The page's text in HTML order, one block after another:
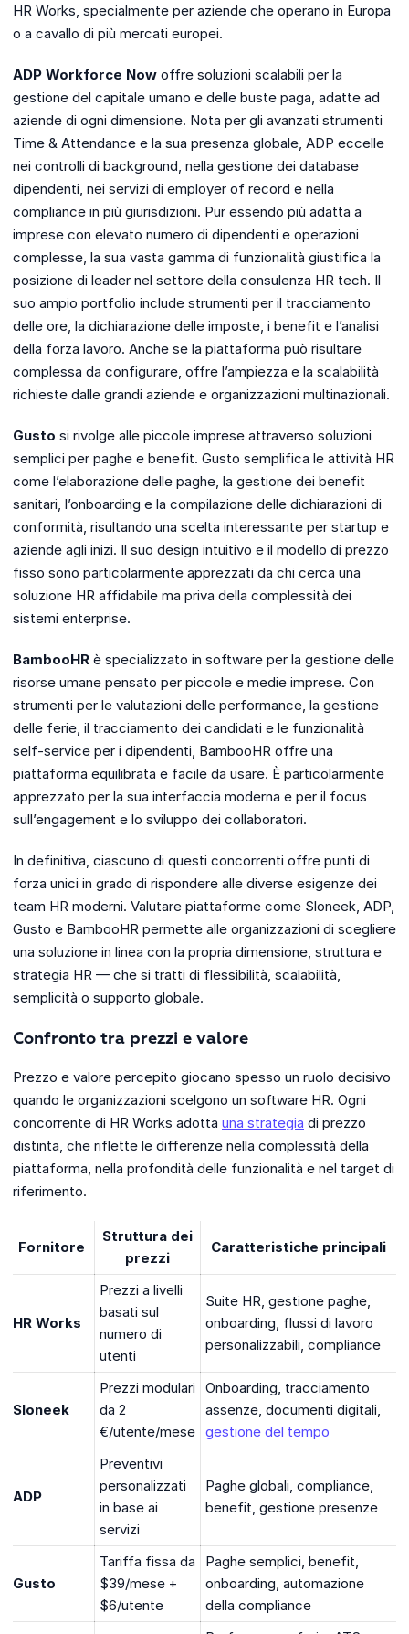
HR Works, specialmente per aziende che operano in Europa
o a cavallo di più mercati europei.
ADP Workforce Now offre soluzioni scalabili per la
gestione del capitale umano e delle buste paga, adatte ad
aziende di ogni dimensione. Nota per gli avanzati strumenti
Time & Attendance e la sua presenza globale, ADP eccelle
nei controlli di background, nella gestione dei database
dipendenti, nei servizi di employer of record e nella
compliance in più giurisdizioni. Pur essendo più adatta a
imprese con elevato numero di dipendenti e operazioni
complesse, la sua vasta gamma di funzionalità giustifica la
posizione di leader nel settore della consulenza HR tech. Il
suo ampio portfolio include strumenti per il tracciamento
delle ore, la dichiarazione delle imposte, i benefit e l’analisi
della forza lavoro. Anche se la piattaforma può risultare
complessa da configurare, offre l’ampiezza e la scalabilità
richieste dalle grandi aziende e organizzazioni multinazionali.
Gusto si rivolge alle piccole imprese attraverso soluzioni
semplici per paghe e benefit. Gusto semplifica le attività HR
come l’elaborazione delle paghe, la gestione dei benefit
sanitari, l’onboarding e la compilazione delle dichiarazioni di
conformità, risultando una scelta interessante per startup e
aziende agli inizi. Il suo design intuitivo e il modello di prezzo
fisso sono particolarmente apprezzati da chi cerca una
soluzione HR affidabile ma priva della complessità dei
sistemi enterprise.
BambooHR è specializzato in software per la gestione delle
risorse umane pensato per piccole e medie imprese. Con
strumenti per le valutazioni delle performance, la gestione
delle ferie, il tracciamento dei candidati e le funzionalità
self-service per i dipendenti, BambooHR offre una
piattaforma equilibrata e facile da usare. È particolarmente
apprezzato per la sua interfaccia moderna e per il focus
sull’engagement e lo sviluppo dei collaboratori.
In definitiva, ciascuno di questi concorrenti offre punti di
forza unici in grado di rispondere alle diverse esigenze dei
team HR moderni. Valutare piattaforme come Sloneek, ADP,
Gusto e BambooHR permette alle organizzazioni di scegliere
una soluzione in linea con la propria dimensione, struttura e
strategia HR — che si tratti di flessibilità, scalabilità,
semplicità o supporto globale.
Confronto tra prezzi e valore
Prezzo e valore percepito giocano spesso un ruolo decisivo
quando le organizzazioni scelgono un software HR. Ogni
concorrente di HR Works adotta una strategia di prezzo
distinta, che riflette le differenze nella complessità della
piattaforma, nella profondità delle funzionalità e nel target di
riferimento.
Fornitore
Struttura dei
prezzi
Caratteristiche principali
HR Works
Prezzi a livelli
basati sul
numero di
utenti
Suite HR, gestione paghe,
onboarding, flussi di lavoro
personalizzabili, compliance
Sloneek
Prezzi modulari
da 2
€/utente/mese
Onboarding, tracciamento
assenze, documenti digitali,
gestione del tempo
ADP
Preventivi
personalizzati
in base ai
servizi
Paghe globali, compliance,
benefit, gestione presenze
Gusto
Tariffa fissa da
$39/mese +
$6/utente
Paghe semplici, benefit,
onboarding, automazione
della compliance